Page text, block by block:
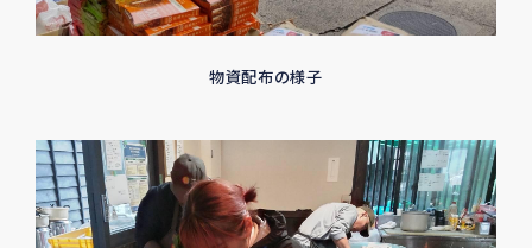
物資配布の様子